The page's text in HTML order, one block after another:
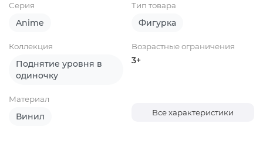
Серия
Anime
Тип товара
Фигурка
Коллекция
Поднятие уровня в
одиночку
Возрастные ограничения
3+
Материал
Винил Все характеристики